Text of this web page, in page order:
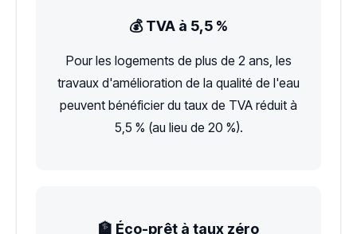
💰 TVA à 5,5 %
Pour les logements de plus de 2 ans, les
travaux d'amélioration de la qualité de l'eau
peuvent bénéficier du taux de TVA réduit à
5,5 % (au lieu de 20 %).
🏦 Éco-prêt à taux zéro